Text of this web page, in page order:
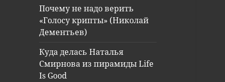
Почему не надо верить
«Голосу крипты» (Николай
Дементьев)
Куда делась Наталья
Смирнова из пирамиды Life
Is Good